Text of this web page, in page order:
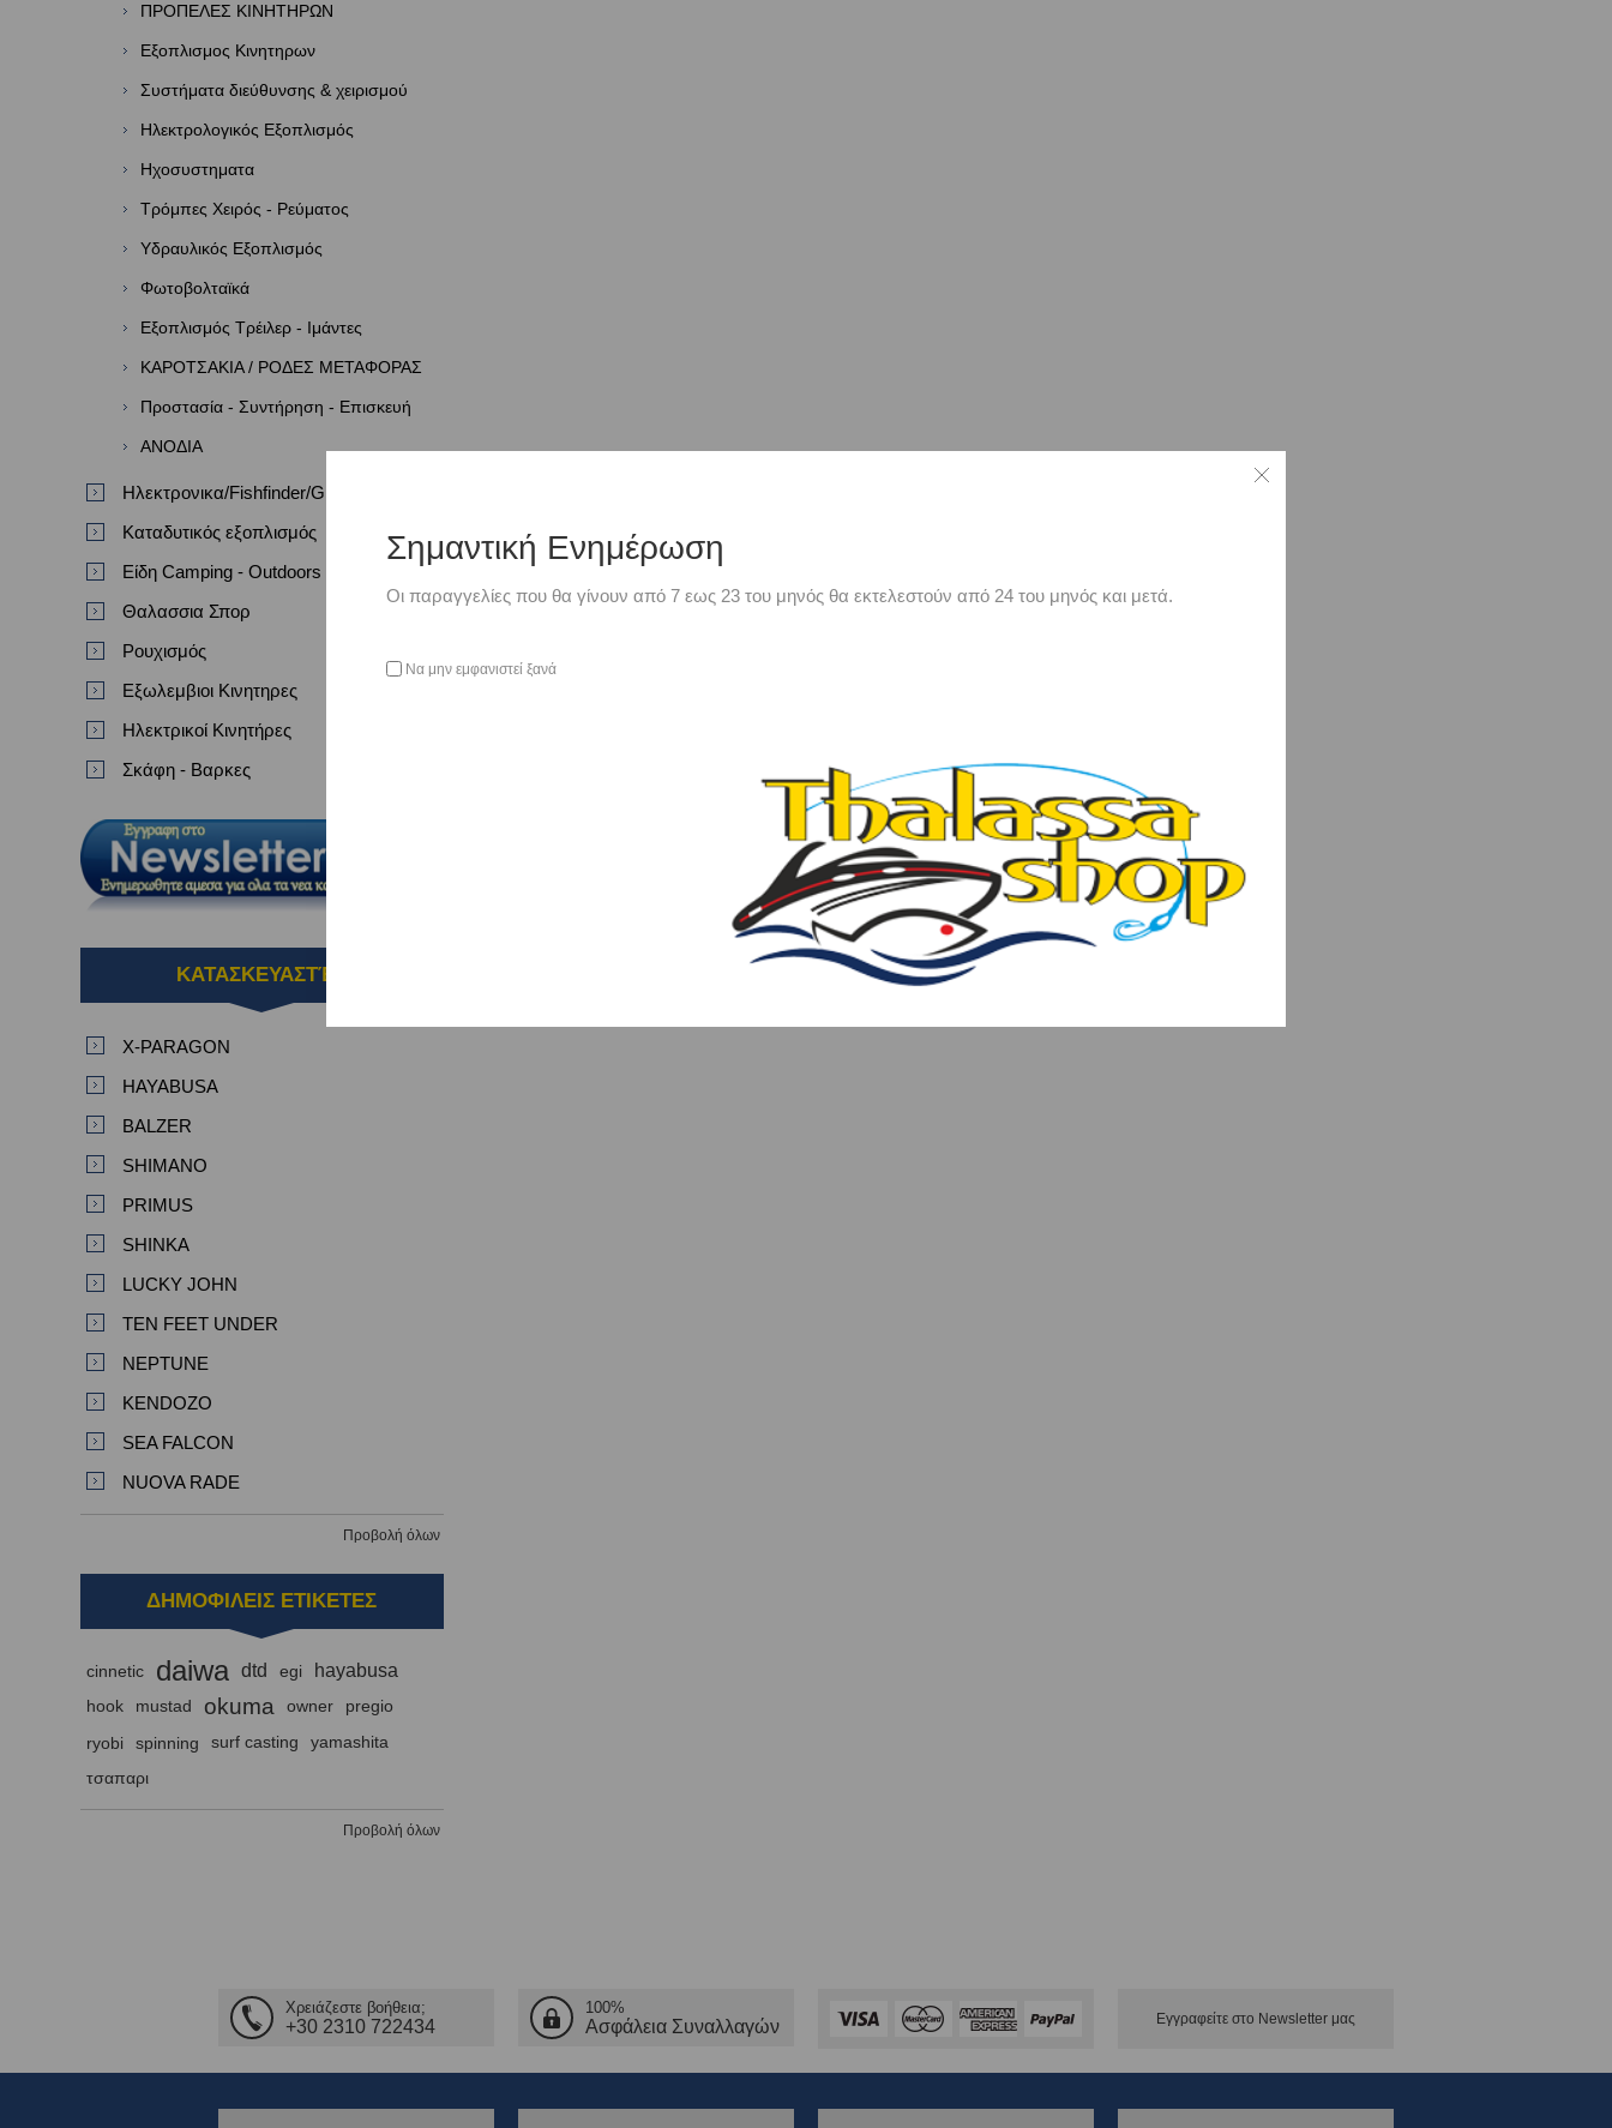
ΠΡΟΠΕΛΕΣ ΚΙΝΗΤΗΡΩΝ
Εξοπλισμος Κινητηρων
Συστήματα διεύθυνσης & χειρισμού
Ηλεκτρολογικός Εξοπλισμός
Ηχοσυστηματα
Τρόμπες Χειρός - Ρεύματος
Υδραυλικός Εξοπλισμός
Φωτοβολταϊκά
Εξοπλισμός Τρέιλερ - Ιμάντες
ΚΑΡΟΤΣΑΚΙΑ / ΡΟΔΕΣ ΜΕΤΑΦΟΡΑΣ
Προστασία - Συντήρηση - Επισκευή
ΑΝΟΔΙΑ
Ηλεκτρονικα/Fishfinder/GPS/VHF
Καταδυτικός εξοπλισμός
Είδη Camping - Outdoors
Θαλασσια Σπορ
Ρουχισμός
Εξωλεμβιοι Κινητηρες
Ηλεκτρικοί Κινητήρες
Σκάφη - Βαρκες
ΚΑΤΑΣΚΕΥΑΣΤΈΣ
X-PARAGON
HAYABUSA
BALZER
SHIMANO
PRIMUS
SHINKA
LUCKY JOHN
TEN FEET UNDER
NEPTUNE
KENDOZO
SEA FALCON
NUOVA RADE
Προβολή όλων
ΔΗΜΟΦΙΛΕΙΣ ΕΤΙΚΕΤΕΣ
cinnetic daiwa dtd egi hayabusa
hook mustad okuma owner pregio
ryobi spinning surf casting
yamashita
τσαπαρι
Προβολή όλων
Χρειάζεστε βοήθεια;
+30 2310 722434
100%
Ασφάλεια Συναλλαγών Εγγραφείτε στο Νewsletter μας
Σημαντική Ενημέρωση
Οι παραγγελίες που θα γίνουν από 7 εως 23 του μηνός θα εκτελεστούν από 24 του μηνός και μετά.
Να μην εμφανιστεί ξανά